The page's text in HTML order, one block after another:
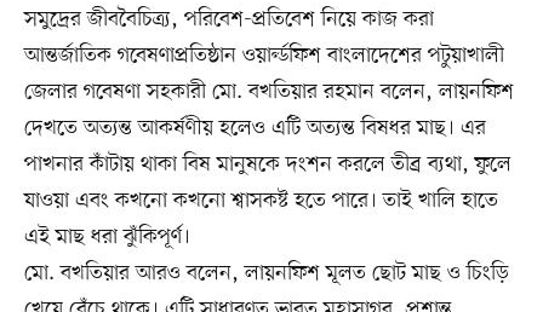
সমুদ্রের জীববৈচিত্র্য, পরিবেশ-প্রতিবেশ নিয়ে কাজ করা
আন্তর্জাতিক গবেষণাপ্রতিষ্ঠান ওয়ার্ল্ডফিশ বাংলাদেশের পটুয়াখালী
জেলার গবেষণা সহকারী মো. বখতিয়ার রহমান বলেন, লায়নফিশ
দেখতে অত্যন্ত আকর্ষণীয় হলেও এটি অত্যন্ত বিষধর মাছ। এর
পাখনার কাঁটায় থাকা বিষ মানুষকে দংশন করলে তীব্র ব্যথা, ফুলে
যাওয়া এবং কখনো কখনো শ্বাসকষ্ট হতে পারে। তাই খালি হাতে
এই মাছ ধরা ঝুঁকিপূর্ণ।
মো. বখতিয়ার আরও বলেন, লায়নফিশ মূলত ছোট মাছ ও চিংড়ি